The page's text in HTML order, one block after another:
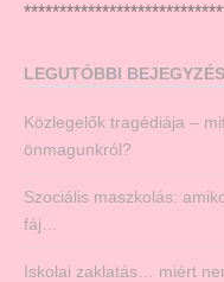
LEGUTÓBBI
Közlegelők tragédiája –
önmagunkról?
Szociális maszkolás:
fáj…
Iskolai zaklatás… miért